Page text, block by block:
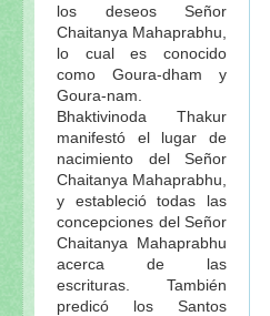
los deseos Señor
Chaitanya Mahaprabhu,
lo cual es conocido
como Goura-dham y
Goura-nam.
Bhaktivinoda Thakur
manifestó el lugar de
nacimiento del Señor
Chaitanya Mahaprabhu,
y estableció todas las
concepciones del Señor
Chaitanya Mahaprabhu
acerca de las
escrituras. También
predicó los Santos